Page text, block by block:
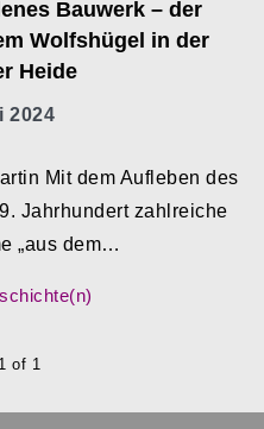
Bauwerk – der
Wolfshügel in der
Heide
2024
Mit dem Aufleben des
Jahrhundert zahlreiche
„aus dem…
of 1